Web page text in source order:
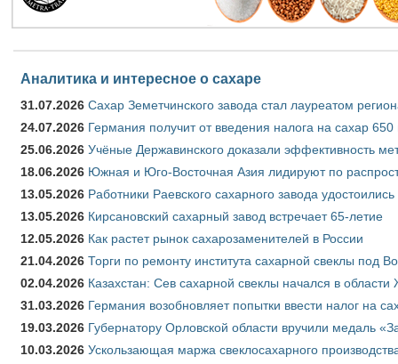
Аналитика и интересное о сахаре
31.07.2026 Сахар Земетчинского завода стал лауреатом
24.07.2026 Германия получит от введения налога на сахар
25.06.2026 Учёные Державинского доказали эффективность
18.06.2026 Южная и Юго-Восточная Азия лидируют по
13.05.2026 Работники Раевского сахарного завода удостоились
13.05.2026 Кирсановский сахарный завод встречает 65-летие
12.05.2026 Как растет рынок сахарозаменителей в России
21.04.2026 Торги по ремонту института сахарной свеклы под
02.04.2026 Казахстан: Сев сахарной свеклы начался в области
31.03.2026 Германия возобновляет попытки ввести налог на
19.03.2026 Губернатору Орловской области вручили медаль
10.03.2026 Ускользающая маржа свеклосахарного